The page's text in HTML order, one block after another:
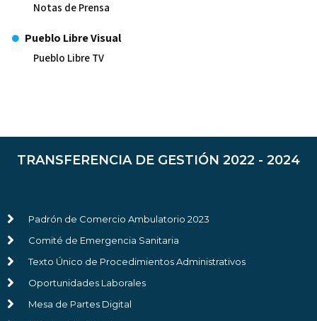
Notas de Prensa
Pueblo Libre Visual
Pueblo Libre TV
TRANSFERENCIA DE GESTIÓN 2022 - 2024
Padrón de Comercio Ambulatorio 2023
Comité de Emergencia Sanitaria
Texto Único de Procedimientos Administrativos
Oportunidades Laborales
Mesa de Partes Digital